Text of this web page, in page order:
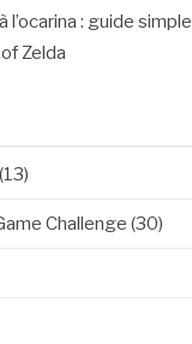
l’ocarina : guide simple
Zelda
(13)
Challenge (30)